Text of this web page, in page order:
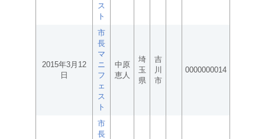
ス
ト
2015年3月12
日
市
長
マ
ニ
フ
ェ
ス
ト
中原
恵人
埼
玉
県
吉
川
市
0000000014
市
長